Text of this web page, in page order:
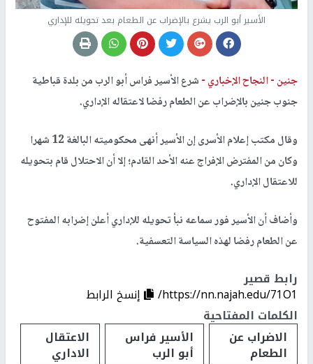
الأسير أبو الرب يشرع بالإضراب عن الطعام بعد تحويله للإداري
جنين -النجاح الإخباري -شرع الأسير فراس أبو الرب من بلدة قباطية
جنوب جنين بالإضراب عن الطعام رفضا لاعتقاله الإداري.
وقال مكتب إعلام الأسرى إن الأسير أنهى محكوميته البالغة 12 شهرا
وكان من المفترض الإفراج عنه الأحد القادم؛ إلا أن الاحتلال قام بتحويله
للاعتقال الإداري.
وأضاف أن الأسير فور سماعه نبأ تحويله للإداري أعلن إضرابه المفتوح
عن الطعام رفضا لهذه السياسة التعسفية.
رابط قصير
https://nn.najah.edu/71O1/
إنسخ الرابط
الكلمات المفتاحية
الاضراب عن
الطعام
الأسير فراس
أبو الرب
الاعتقال
الاداري